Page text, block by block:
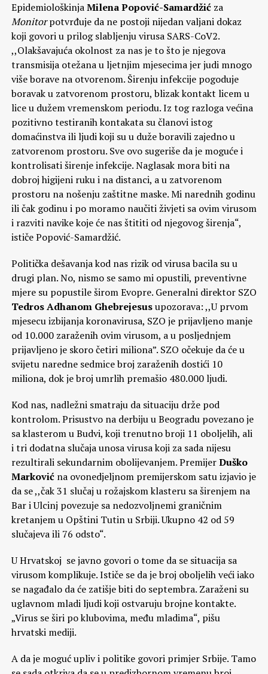
EpidemiološkinjaMilena Popović-Samardžićza
Monitorpotvrđuje da ne postoji nijedan valjani dokaz
koji govori u prilog slabljenju virusa SARS-CoV2.
,,Olakšavajuća okolnost za nas je to što je njegova
transmisija otežana u ljetnjim mjesecima jer judi mnogo
više borave na otvorenom. Širenju infekcije pogoduje
boravak u zatvorenom prostoru, blizak kontakt licem u
lice u dužem vremenskom periodu. Iz tog razloga većina
pozitivno testiranih kontakata su članovi istog
domaćinstva ili ljudi koji su u duže boravili zajedno u
zatvorenom prostoru. Sve ovo sugeriše da je moguće i
kontrolisati širenje infekcije. Naglasak mora biti na
dobroj higijeni ruku i na distanci, a u zatvorenom
prostoru na nošenju zaštitne maske. Mi narednih godinu
ili čak godinu i po moramo naučiti živjeti sa ovim virusom
i razviti navike koje će nas štititi od njegovog širenja“,
ističe Popović-Samardžić.
Politička dešavanja kod nas rizik od virusa bacila su u
drugi plan. No, nismo se samo mi opustili, preventivne
mjere su popustile širom Evopre. Generalni direktor SZO
Tedros Adhanom Ghebrejesusupozorava: ,,U prvom
mjesecu izbijanja koronavirusa, SZO je prijavljeno manje
od 10.000 zaraženih ovim virusom, a u posljednjem
prijavljeno je skoro četiri miliona”. SZO očekuje da će u
svijetu naredne sedmice broj zaraženih dostići 10
miliona, dok je broj umrlih premašio 480.000 ljudi.
Kod nas, nadležni smatraju da situaciju drže pod
kontrolom. Prisustvo na derbiju u Beogradu povezano je
sa klasterom u Budvi, koji trenutno broji 11 oboljelih, ali
i tri dodatna slučaja unosa virusa koji za sada nijesu
rezultirali sekundarnim obolijevanjem. PremijerDuško
Markovićna ovonedjeljnom premijerskom satu izjavio je
da se ,,čak 31 slučaj u rožajskom klasteru sa širenjem na
Bar i Ulcinj povezuje sa nedozvoljnemi graničnim
kretanjem u Opštini Tutin u Srbiji. Ukupno 42 od 59
slučajeva ili 76 odsto“.
U Hrvatskoj se javno govori o tome da se situacija sa
virusom komplikuje. Ističe se da je broj oboljelih veći iako
se nagađalo da će zatišje biti do septembra. Zaraženi su
uglavnom mladi ljudi koji ostvaruju brojne kontakte.
„Virus se širi po klubovima, među mladima“, pišu
hrvatski mediji.
A da je moguć upliv i politike govori primjer Srbije. Tamo